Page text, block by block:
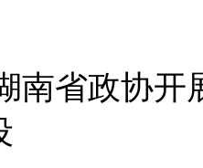
南省政协